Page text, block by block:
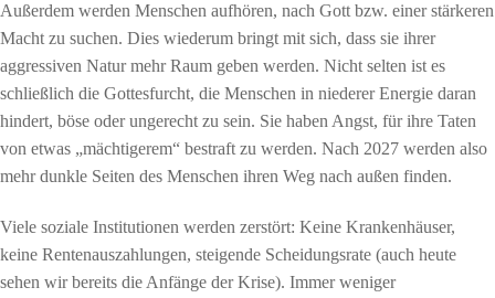
Außerdem werden Menschen aufhören, nach Gott bzw. einer stärkeren
Macht zu suchen. Dies wiederum bringt mit sich, dass sie ihrer
aggressiven Natur mehr Raum geben werden. Nicht selten ist es
schließlich die Gottesfurcht, die Menschen in niederer Energie daran
hindert, böse oder ungerecht zu sein. Sie haben Angst, für ihre Taten
von etwas „mächtigerem“ bestraft zu werden. Nach 2027 werden also
mehr dunkle Seiten des Menschen ihren Weg nach außen finden.
Viele soziale Institutionen werden zerstört: Keine Krankenhäuser,
keine Rentenauszahlungen, steigende Scheidungsrate (auch heute
sehen wir bereits die Anfänge der Krise). Immer weniger